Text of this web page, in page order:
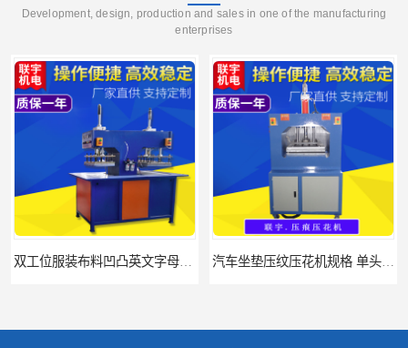
Development, design, production and sales in one of the manufacturing
enterprises
双工位服装布料凹凸英文字母压字机找联宇制造厂 汽车坐垫压纹压花机规格 单头大台面凹凸压花机 现货供应